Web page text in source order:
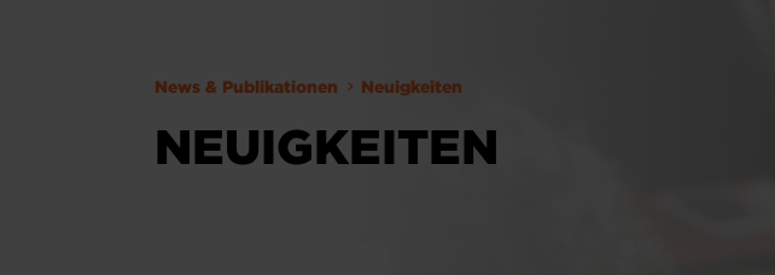
News & Publikationen Neuigkeiten
NEUIGKEITEN